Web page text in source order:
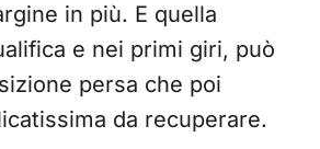
in più. E quella
e nei primi giri, può
persa che poi
da recuperare.